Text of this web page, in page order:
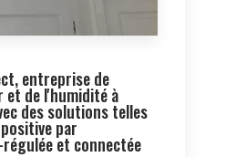
entreprise de
de l'humidité à
des solutions telles
par
et connectée